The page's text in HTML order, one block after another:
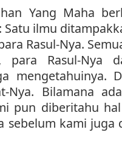
Yang Maha
ilmu
Rasul-Nya.
para Rasul-Nya
mengetahuinya.
Nya. Bilamana
pun diberitahu
sebelum kami juga